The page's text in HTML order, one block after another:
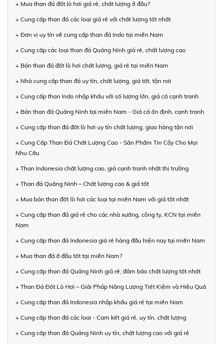
+ Mua than đá đốt lò hơi giá rẻ, chất lượng ở đâu?
+ Cung cấp than đá các loại giá rẻ với chất lượng tốt nhất
+ Đơn vị uy tín về cung cấp than đá Indo tại miền Nam
+ Cung cấp các loại than đá Quảng Ninh giá rẻ, chất lượng cao
+ Bán than đá đốt lò hơi chất lượng, giá rẻ tại miền Nam
+ Nhà cung cấp than đá uy tín, chất lượng, giá tốt, tận nơi
+ Cung cấp than Indo nhập khẩu với số lượng lớn, giá cả cạnh tranh
+ Bán than đá Quảng Ninh tại miền Nam - Giá cả ổn định, cạnh tranh
+ Cung cấp than đá đốt lò hơi uy tín chất lượng, giao hàng tận nơi
+ Cung Cấp Than Đá Chất Lượng Cao - Sản Phẩm Tin Cậy Cho Mọi
Nhu Cầu
+ Than Indonesia chất lượng cao, giá cạnh tranh nhất thị trường
+ Than đá Quảng Ninh – Chất lượng cao & giá tốt
+ Mua bán than đốt lò hơi các loại tại miền Nam với giá tốt nhất
+ Cung cấp than đá giá rẻ cho các nhà xưởng, công ty, KCN tại miền
Nam
+ Cung cấp than đá Indonesia giá rẻ hàng đầu hiện nay tại miền Nam
+ Mua than đá ở đâu tốt tại miền Nam?
+ Cung cấp than đá Quảng Ninh giá rẻ, đảm bảo chất lượng tốt nhất
+ Than Đá Đốt Lò Hơi – Giải Pháp Năng Lượng Tiết Kiệm và Hiệu Quả
+ Cung cấp than đá Indonesia nhập khẩu giá rẻ tại miền Nam
+ Cung cấp than đá các loại - Cam kết giá rẻ, uy tín, chất lượng
+ Cung cấp than đá Quảng Ninh uy tín, chất lượng cao với giá rẻ